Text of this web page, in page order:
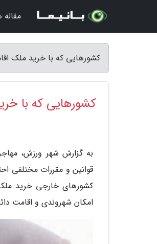
کشورهایی که با خرید ملک اقامت می
کشورهایی که با
به گزارش شهر ورزش،
قوانین و مقررات مختلفی
کشورهای خارجی خرید
امکان شهروندی و اقامت